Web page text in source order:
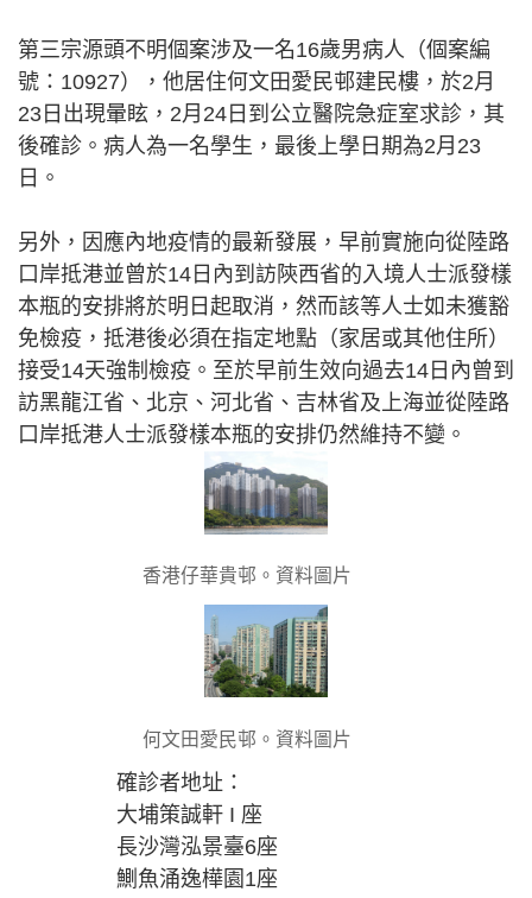
第三宗源頭不明個案涉及一名16歲男病人（個案編
號：10927），他居住何文田愛民邨建民樓，於2月
23日出現暈眩，2月24日到公立醫院急症室求診，其
後確診。病人為一名學生，最後上學日期為2月23
日。
另外，因應內地疫情的最新發展，早前實施向從陸路
口岸抵港並曾於14日內到訪陝西省的入境人士派發樣
本瓶的安排將於明日起取消，然而該等人士如未獲豁
免檢疫，抵港後必須在指定地點（家居或其他住所）
接受14天強制檢疫。至於早前生效向過去14日內曾到
訪黑龍江省、北京、河北省、吉林省及上海並從陸路
口岸抵港人士派發樣本瓶的安排仍然維持不變。
香港仔華貴邨。資料圖片
何文田愛民邨。資料圖片
確診者地址：
大埔策誠軒 I 座
長沙灣泓景臺6座
鰂魚涌逸樺園1座